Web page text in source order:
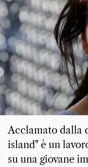
Acclamato dalla
island" è un
su una giovane